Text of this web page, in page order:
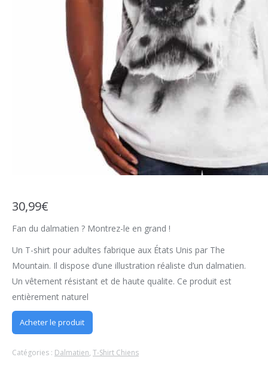
30,99€
Fan du dalmatien ? Montrez-le en grand !
Un T-shirt pour adultes fabrique aux États Unis par The
Mountain. Il dispose d’une illustration réaliste d’un dalmatien.
Un vêtement résistant et de haute qualite. Ce produit est
entièrement naturel
Acheter le produit
Catégories : Dalmatien, T-Shirt Chiens